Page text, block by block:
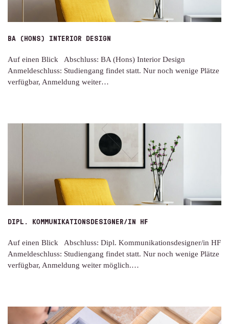
BA (HONS) INTERIOR DESIGN
Auf einen Blick Abschluss: BA (Hons) Interior Design
Anmeldeschluss: Studiengang findet statt. Nur noch wenige Plätze
verfügbar, Anmeldung weiter…
DIPL. KOMMUNIKATIONSDESIGNER/IN HF
Auf einen Blick Abschluss: Dipl. Kommunikationsdesigner/in HF
Anmeldeschluss: Studiengang findet statt. Nur noch wenige Plätze
verfügbar, Anmeldung weiter möglich.…